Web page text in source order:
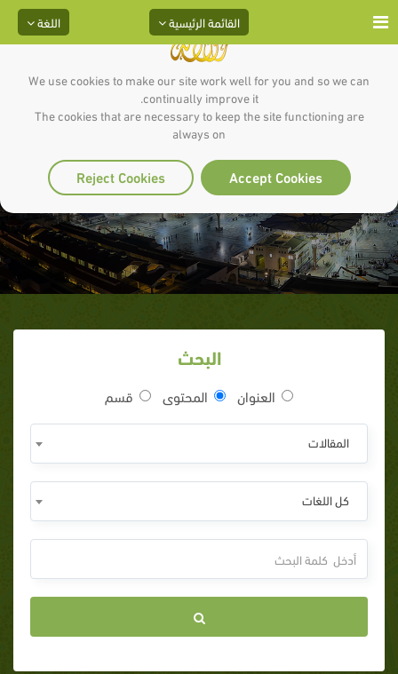
We use cookies to make our site work well for you and so we can
continually improve it.
The cookies that are necessary to keep the site functioning are
always on
Accept Cookies
Reject Cookies
اللغة القائمة الرئيسية
آية: 1 _سورة : الطلاق
البحث
العنوان المحتوى قسم
المقالات
كل اللغات